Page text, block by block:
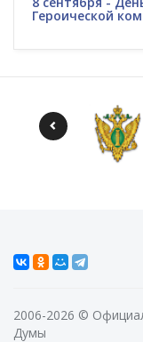
Героической
2006-2026 ©
Думы